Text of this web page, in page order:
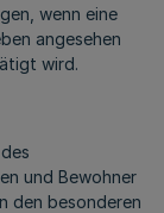
wenn eine
angesehen
wird.
und Bewohner
den besonderen